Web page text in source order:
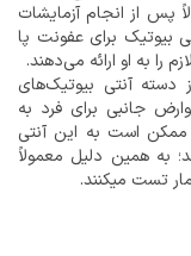
پس از انجام آزمایشات
بیوتیک برای عفونت پا
به او ارائه می‌دهند.
دسته آنتی بیوتیک‌های
جانبی برای فرد به
ممکن است به این آنتی
به همین دلیل معمولاً
تست میکنند.